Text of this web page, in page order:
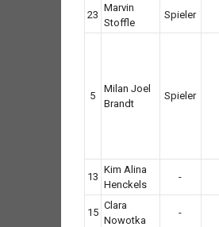
23
Marvin
Stoffle
Spieler
5
Milan Joel
Brandt
Spieler
13
Kim Alina
Henckels
-
15
Clara
Nowotka
-